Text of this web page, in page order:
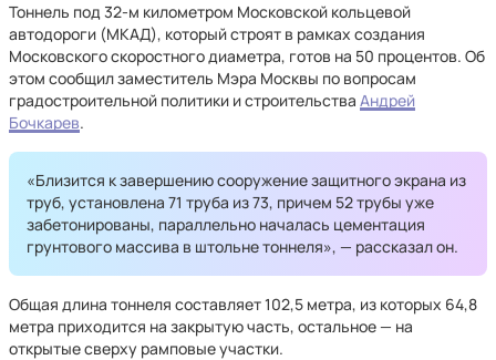
Тоннель под 32-м километром Московской кольцевой
автодороги (МКАД), который строят в рамках создания
Московского скоростного диаметра, готов на 50 процентов. Об
этом сообщил заместитель Мэра Москвы по вопросам
градостроительной политики и строительства Андрей
Бочкарев.
«Близится к завершению сооружение защитного экрана из
труб, установлена 71 труба из 73, причем 52 трубы уже
забетонированы, параллельно началась цементация
грунтового массива в штольне тоннеля», — рассказал он.
Общая длина тоннеля составляет 102,5 метра, из которых 64,8
метра приходится на закрытую часть, остальное — на
открытые сверху рамповые участки.